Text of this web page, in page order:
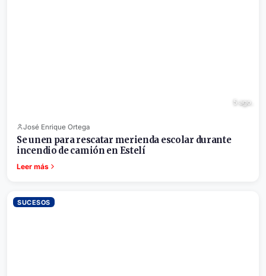
5 ago.
José Enrique Ortega
Se unen para rescatar merienda escolar durante
incendio de camión en Estelí
Leer más
SUCESOS